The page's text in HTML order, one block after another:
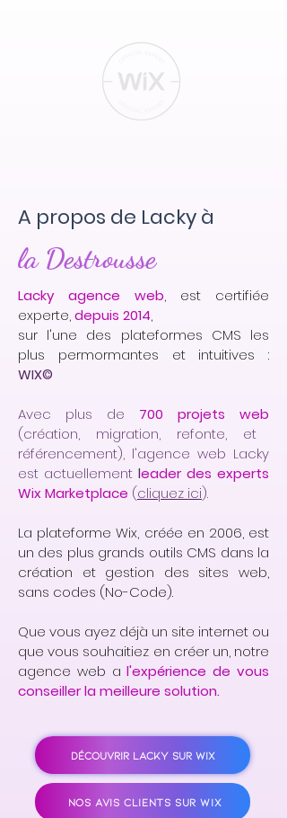
A propos de Lacky à
la Destrousse
Lacky agence web, est certifiée
experte,depuis 2014,
sur l'une des plateformes CMS les
plus permormantes et intuitives :
WIX©
Avec plus de
700 projets web
(création, migration, refonte, et
référencement), l'agence web Lacky
est actuellement leader des experts
Wix Marketplace (cliquez ici).
La plateforme Wix, créée en 2006, est
un des plus grands outils CMS dans la
création et gestion des sites web,
sans codes (No-Code).
Que vous ayez déjà un site internet ou
que vous souhaitiez en créer un, notre
agence web al'expérience de vous
conseiller la meilleure solution.
DÉCOUVRIR LACKY SUR WIX
NOS AVIS CLIENTS SUR WIX